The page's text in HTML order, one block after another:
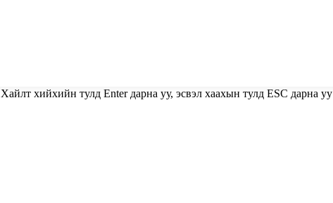
Хайлт хийхийн тулд Enter дарна уу, эсвэл хаахын тулд ESC дарна уу